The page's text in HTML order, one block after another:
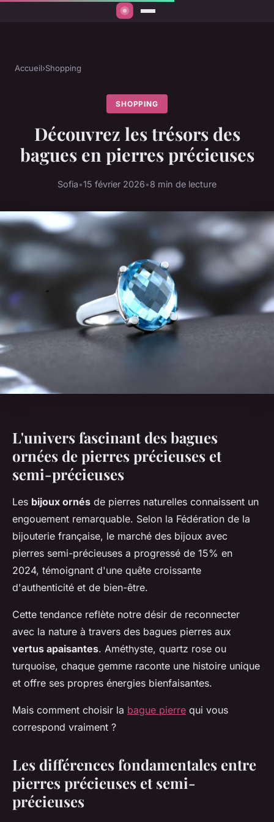
Accueil›Shopping
SHOPPING
Découvrez les trésors des
bagues en pierres précieuses
Sofia•15 février 2026•8 min de lecture
L'univers fascinant des bagues
ornées de pierres précieuses et
semi-précieuses
Les bijoux ornés de pierres naturelles connaissent un
engouement remarquable. Selon la Fédération de la
bijouterie française, le marché des bijoux avec
pierres semi-précieuses a progressé de 15% en
2024, témoignant d'une quête croissante
d'authenticité et de bien-être.
Cette tendance reflète notre désir de reconnecter
avec la nature à travers des bagues pierres aux
vertus apaisantes. Améthyste, quartz rose ou
turquoise, chaque gemme raconte une histoire unique
et offre ses propres énergies bienfaisantes.
Mais comment choisir la bague pierre qui vous
correspond vraiment ?
Les différences fondamentales entre
pierres précieuses et semi-
précieuses